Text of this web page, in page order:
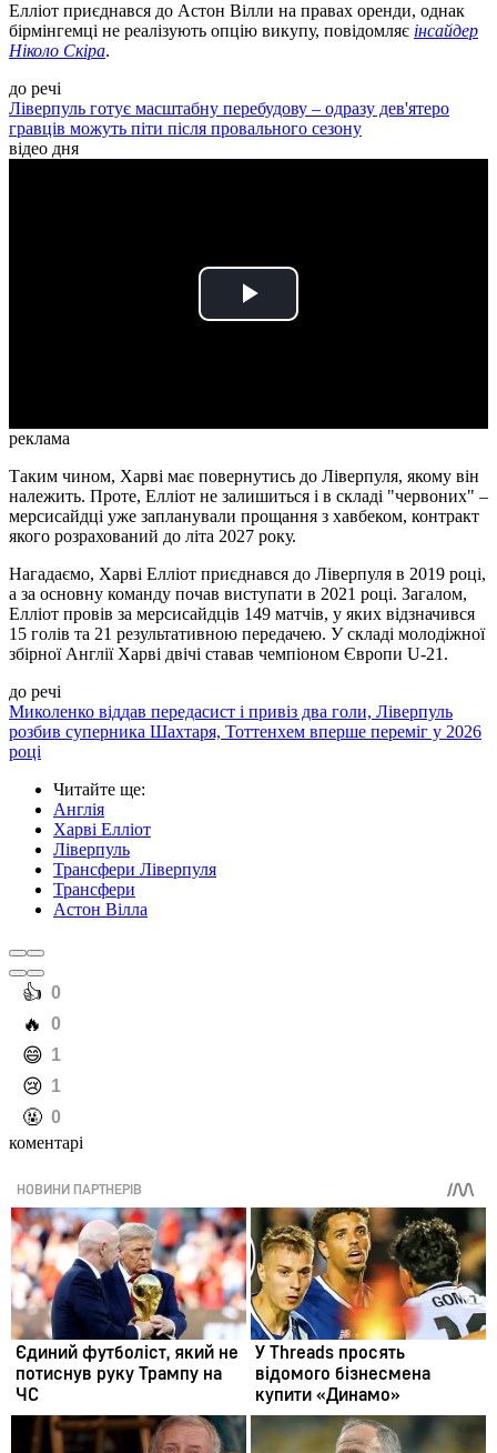
Елліот приєднався до Астон Вілли на правах оренди, однак
бірмінгемці не реалізують опцію викупу, повідомляє інсайдер
Ніколо Скіра.
до речі
Ліверпуль готує масштабну перебудову – одразу дев'ятеро
гравців можуть піти після провального сезону
відео дня
Play
реклама
Таким чином, Харві має повернутись до Ліверпуля, якому він
належить. Проте, Елліот не залишиться і в складі "червоних" –
мерсисайдці уже запланували прощання з хавбеком, контракт
якого розрахований до літа 2027 року.
Нагадаємо, Харві Елліот приєднався до Ліверпуля в 2019 році,
а за основну команду почав виступати в 2021 році. Загалом,
Елліот провів за мерсисайдців 149 матчів, у яких відзначився
15 голів та 21 результативною передачею. У складі молодіжної
збірної Англії Харві двічі ставав чемпіоном Європи U-21.
до речі
Миколенко віддав передасист і привіз два голи, Ліверпуль
розбив суперника Шахтаря, Тоттенхем вперше переміг у 2026
році
Читайте ще:
Англія
Харві Елліот
Ліверпуль
Трансфери Ліверпуля
Трансфери
Астон Вілла
️👍 0
️🔥 0
️😄 1
️😢 1
️🤬 0
коментарі